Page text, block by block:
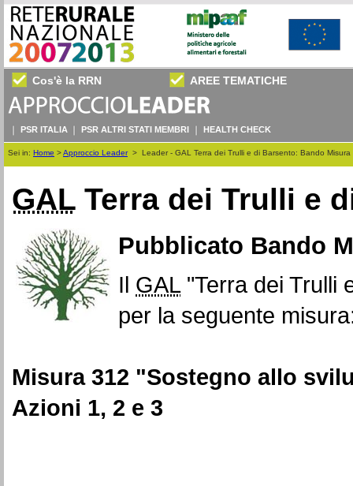
Cos'è la RRN AREE TEMATICHE
PSR ITALIA PSR ALTRI STATI MEMBRI HEALTH CHECK
Sei in: Home >Approccio Leader> Leader - GAL Terra dei Trulli e di Barsento: Bando Misura
GAL Terra dei Trulli e
Pubblicato Bando
Il GAL"Terra dei Trulli
per la seguente
Misura 312 "Sostegno allo
Azioni 1, 2 e 3